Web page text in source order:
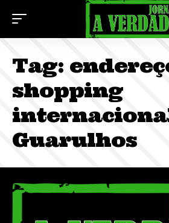
Tag:
shopping
Guarulhos